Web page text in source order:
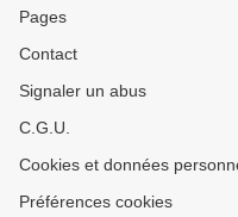
Pages
Contact
Signaler un abus
C.G.U.
Cookies et données
Préférences cookies